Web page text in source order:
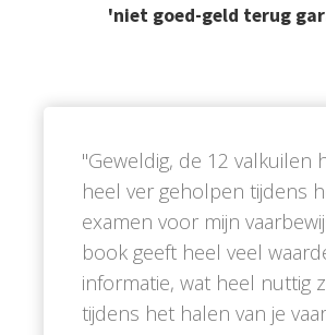
'niet goed-geld terug
''Geweldig, de 12 valkuilen
heel ver geholpen tijdens
examen voor mijn
book geeft heel veel
informatie, wat heel nuttig
tijdens het halen van je